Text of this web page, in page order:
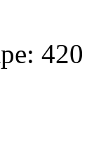
420